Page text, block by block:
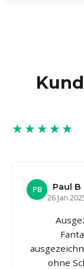
★★★★★
PB
Paul B
26 Jan
ohne